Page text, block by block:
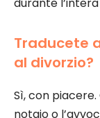
Traducete
al divorzio?
Sì, con
notaio o